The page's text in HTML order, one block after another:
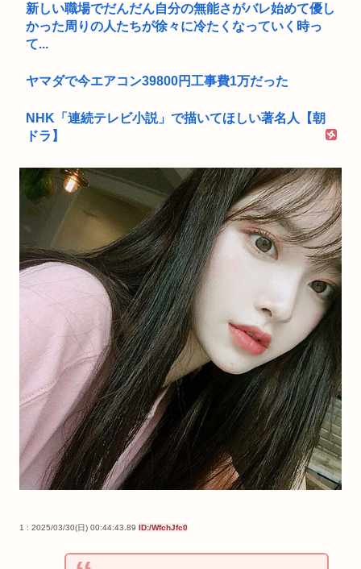
新しい職場でだんだん自分の無能さがバレ始めて優し
かった周りの人たちが徐々に冷たくなっていく時っ
て...
ヤマダで今エアコン39800円工事費1万だった
NHK「連続テレビ小説」で描いてほしい著名人【朝
ドラ】
1 : 2025/03/30(日) 00:44:43.89 ID:/WfchJfc0